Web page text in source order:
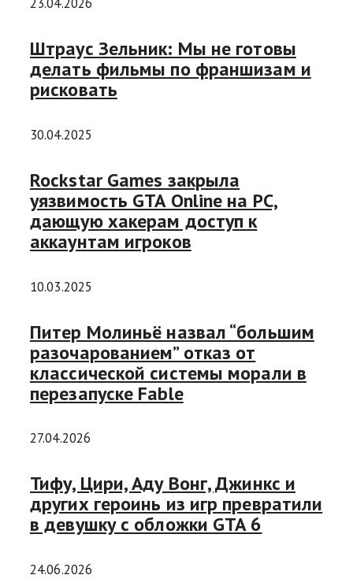
Штраус Зельник: Мы не готовы
делать фильмы по франшизам и
рисковать
30.04.2025
Rockstar Games закрыла
уязвимость GTA Online на PC,
дающую хакерам доступ к
аккаунтам игроков
10.03.2025
Питер Молиньё назвал “большим
разочарованием” отказ от
классической системы морали в
перезапуске Fable
27.04.2026
Тифу, Цири, Аду Вонг, Джинкс и
других героинь из игр превратили
в девушку с обложки GTA 6
24.06.2026